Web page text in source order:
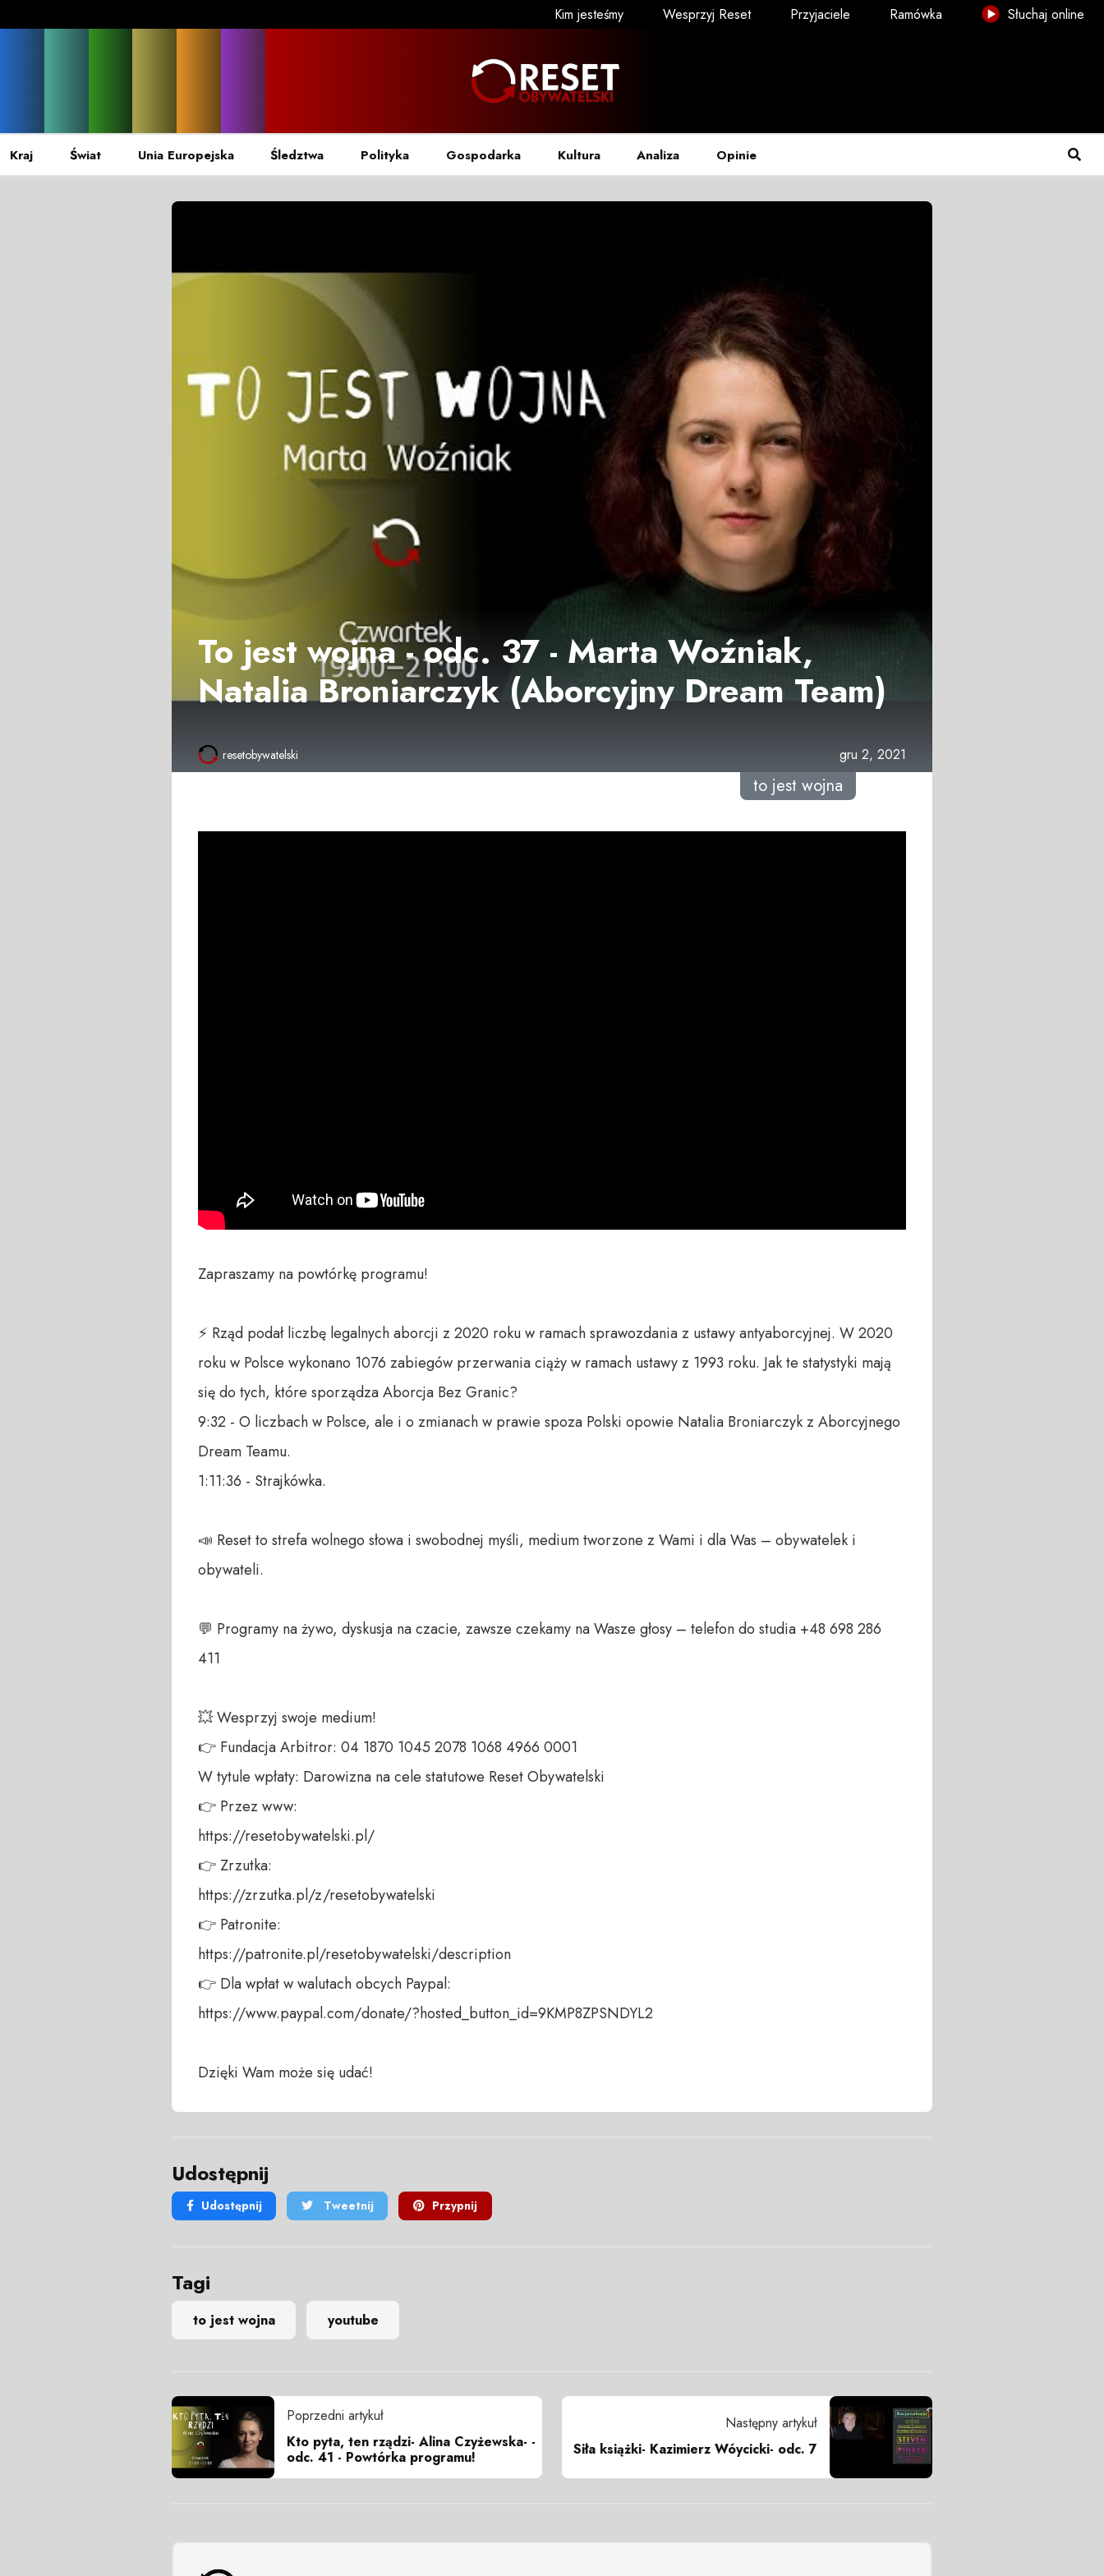
Kim jesteśmy Wesprzyj Reset Przyjaciele Ramówka Słuchaj online
Kraj Świat Unia Europejska Śledztwa Polityka Gospodarka Kultura Analiza Opinie
To jest wojna - odc. 37 - Marta Woźniak,
Natalia Broniarczyk (Aborcyjny Dream Team)
resetobywatelski gru 2, 2021
to jest wojna
Zapraszamy na powtórkę programu!
⚡ Rząd podał liczbę legalnych aborcji z 2020 roku w ramach sprawozdania z ustawy antyaborcyjnej. W 2020
roku w Polsce wykonano 1076 zabiegów przerwania ciąży w ramach ustawy z 1993 roku. Jak te statystyki mają
się do tych, które sporządza Aborcja Bez Granic?
9:32 - O liczbach w Polsce, ale i o zmianach w prawie spoza Polski opowie Natalia Broniarczyk z Aborcyjnego
Dream Teamu.
1:11:36 - Strajkówka.
📣 Reset to strefa wolnego słowa i swobodnej myśli, medium tworzone z Wami i dla Was – obywatelek i
obywateli.
💬 Programy na żywo, dyskusja na czacie, zawsze czekamy na Wasze głosy – telefon do studia +48 698 286
411
💥 Wesprzyj swoje medium!
👉 Fundacja Arbitror: 04 1870 1045 2078 1068 4966 0001
W tytule wpłaty: Darowizna na cele statutowe Reset Obywatelski
👉 Przez www:
https://resetobywatelski.pl/
👉 Zrzutka:
https://zrzutka.pl/z/resetobywatelski
👉 Patronite:
https://patronite.pl/resetobywatelski/description
👉 Dla wpłat w walutach obcych Paypal:
https://www.paypal.com/donate/?hosted_button_id=9KMP8ZPSNDYL2
Dzięki Wam może się udać!
Udostępnij
Udostępnij Tweetnij Przypnij
Tagi
to jest wojna youtube
Poprzedni artykuł
Kto pyta, ten rządzi- Alina Czyżewska- -
odc. 41 - Powtórka programu!
Następny artykuł
Siła książki- Kazimierz Wóycicki- odc. 7